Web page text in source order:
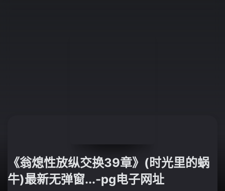
《翁熄性放纵交换39章》(时光里的蜗
牛)最新无弹窗...-pg电子网址